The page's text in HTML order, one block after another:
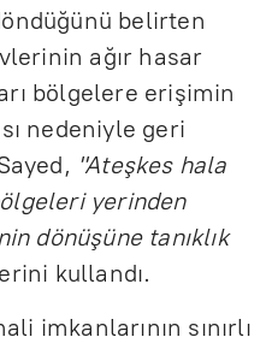
belirten
ağır hasar
bölgelere erişimin
nedeniyle geri
"Ateşkes hala
yerinden
dönüşüne tanıklık
kullandı.
imkanlarının sınırlı